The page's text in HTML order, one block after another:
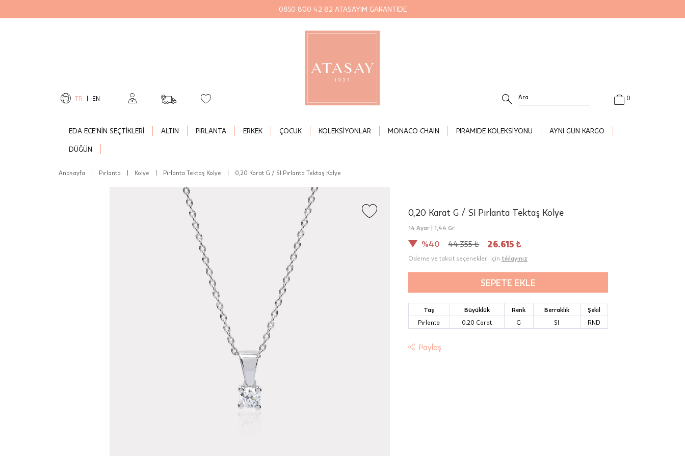
0850 800 42 82 ATASAYIM GARANTİDE
TR EN
EDA ECE'NİN SEÇTİKLERİ ALTIN PIRLANTA ERKEK ÇOCUK KOLEKSİYONLAR MONACO CHAIN PIRAMIDE KOLEKSİYONU AYNI GÜN KARGO
DÜĞÜN
0
Anasayfa Pırlanta Kolye Pırlanta Tektaş Kolye 0,20 Karat G / SI Pırlanta Tektaş Kolye
0,20 Karat G / SI Pırlanta Tektaş Kolye
14 Ayar | 1,44 Gr.
%40 44.355 ₺ 26.615 ₺
Ödeme ve taksit seçenekleri için tıklayınız
SEPETE EKLE
Taş Büyüklük Renk Berraklık
Şekil
Pırlanta
0.20 Carat G SI RND
Paylaş
Siparişleriniz "HepsiJet Kargo" ile ücretsiz ve sigortalı olarak
gönderilmektedir.